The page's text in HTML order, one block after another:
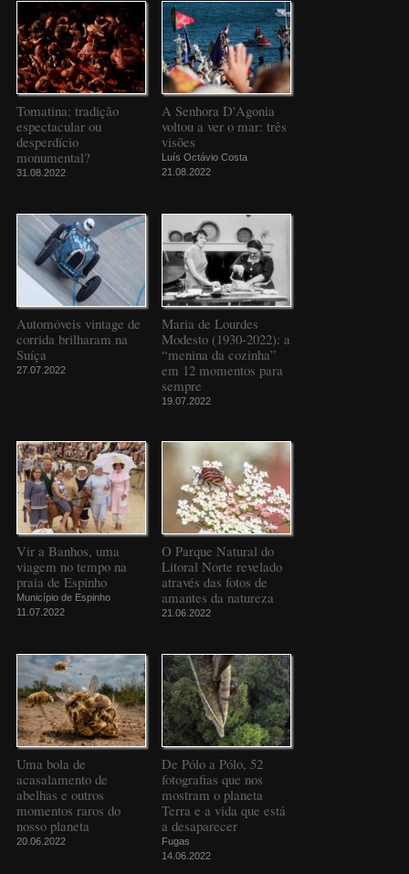
Tomatina: tradição
espectacular ou
desperdício
monumental?
31.08.2022
A Senhora D'Agonia
voltou a ver o mar: três
visões
Luís Octávio Costa
21.08.2022
Automóveis vintage de
corrida brilharam na
Suíça
27.07.2022
Maria de Lourdes
Modesto (1930-2022): a
“menina da cozinha”
em 12 momentos para
sempre
19.07.2022
Vir a Banhos, uma
viagem no tempo na
praia de Espinho
Município de Espinho
11.07.2022
O Parque Natural do
Litoral Norte revelado
através das fotos de
amantes da natureza
21.06.2022
Uma bola de
acasalamento de
abelhas e outros
momentos raros do
nosso planeta
20.06.2022
De Pólo a Pólo, 52
fotografias que nos
mostram o planeta
Terra e a vida que está
a desaparecer
Fugas
14.06.2022